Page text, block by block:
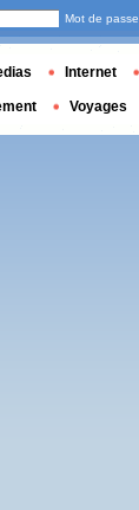
Mot de passe
Internet
Voyages